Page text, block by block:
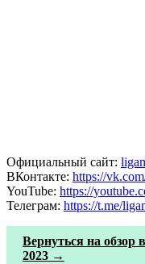
Официальный сайт:
ВКонтакте: https://
YouTube: https://
Телеграм: https://t.me/
Вернуться на обзор
2023 →